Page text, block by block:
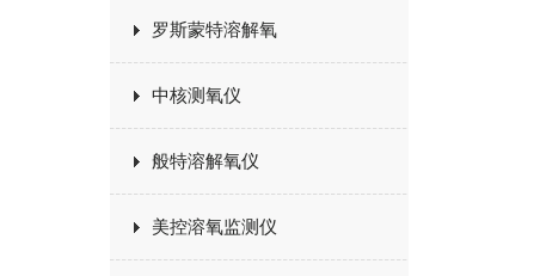
罗斯蒙特溶解氧
中核测氧仪
般特溶解氧仪
美控溶氧监测仪